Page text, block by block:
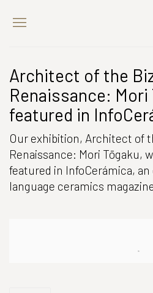
Architect of the
Renaissance: Mori
featured in
Our exhibition, Architect of
Renaissance: Mori Tōgaku,
featured in InfoCerámica,
language ceramics